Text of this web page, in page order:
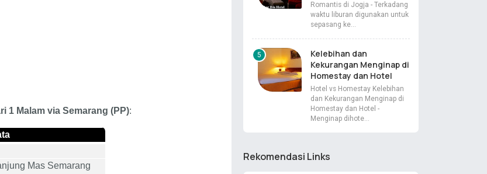
1 Malam via Semarang (PP):
Mas Semarang
Romantis di Jogja - Terkadang
waktu liburan digunakan untuk
sepasang ke…
Kelebihan dan
Kekurangan Menginap di
Homestay dan Hotel
Hotel vs Homestay Kelebihan
dan Kekurangan Menginap di
Homestay dan Hotel -
Menginap dihote…
Rekomendasi Links